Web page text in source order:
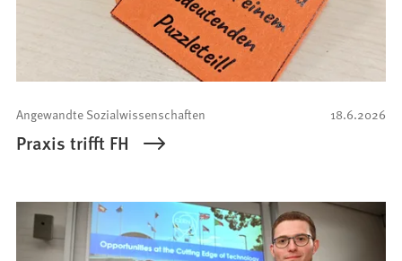
18.6.2026
Angewandte Sozialwissenschaften
Praxis trifft FH